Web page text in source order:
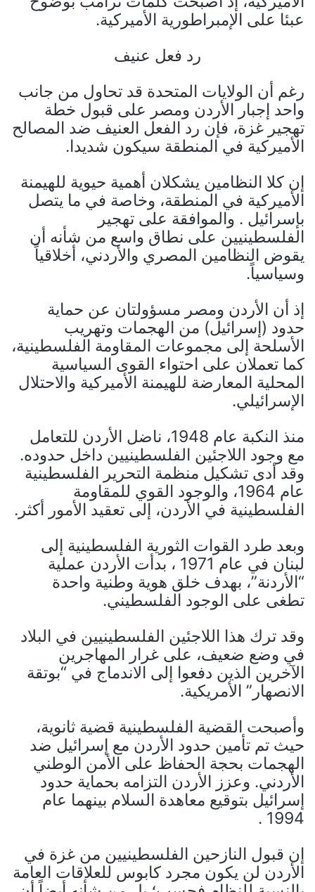
عبئا على الإمبراطورية الأميركية.
رد فعل عنيف
رغم أن الولايات المتحدة قد تحاول من جانب
واحد إجبار الأردن ومصر على قبول خطة
تهجير غزة، فإن رد الفعل العنيف ضد المصالح
الأميركية في المنطقة سيكون شديدا.
إن كلا النظامين يشكلان أهمية حيوية للهيمنة
الأميركية في المنطقة، وخاصة في ما يتصل
بإسرائيل . والموافقة على تهجير
الفلسطينيين على نطاق واسع من شأنه أن
يقوض النظامين المصري والأردني، أخلاقياً
وسياسياً.
إذ أن الأردن ومصر مسؤولتان عن حماية
حدود (إسرائيل) من الهجمات وتهريب
الأسلحة إلى مجموعات المقاومة الفلسطينية،
كما تعملان على احتواء القوى السياسية
المحلية المعارضة للهيمنة الأميركية والاحتلال
الإسرائيلي.
منذ النكبة عام 1948، ناضل الأردن للتعامل
مع وجود اللاجئين الفلسطينيين داخل حدوده.
وقد أدى تشكيل منظمة التحرير الفلسطينية
عام 1964، والوجود القوي للمقاومة
الفلسطينية في الأردن، إلى تعقيد الأمور أكثر.
وبعد طرد القوات الثورية الفلسطينية إلى
لبنان في عام 1971 ، بدأت الأردن عملية
“الأردنة”، بهدف خلق هوية وطنية واحدة
تطغى على الوجود الفلسطيني.
وقد ترك هذا اللاجئين الفلسطينيين في البلاد
في وضع ضعيف، على غرار المهاجرين
الآخرين الذين دفعوا إلى الاندماج في “بوتقة
الانصهار” الأمريكية.
وأصبحت القضية الفلسطينية قضية ثانوية،
حيث تم تأمين حدود الأردن مع إسرائيل ضد
الهجمات بحجة الحفاظ على الأمن الوطني
الأردني. وعزز الأردن التزامه بحماية حدود
إسرائيل بتوقيع معاهدة السلام بينهما عام
1994 .
إن قبول النازحين الفلسطينيين من غزة في
الأردن لن يكون مجرد كابوس للعلاقات العامة